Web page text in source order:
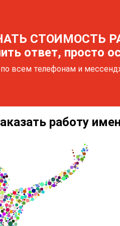
СТОИМОСТЬ
ответ, просто
всем телефонам и
работу